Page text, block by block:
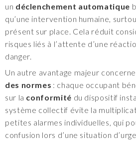
un déclenchement automatique
qu’une intervention humaine,
présent sur place. Cela réduit
risques liés à l’attente d’une
danger.
Un autre avantage majeur concerne
des normes : chaque occupant
sur la conformité du dispositif
système collectif évite la
petites alarmes individuelles, qui
confusion lors d’une situation